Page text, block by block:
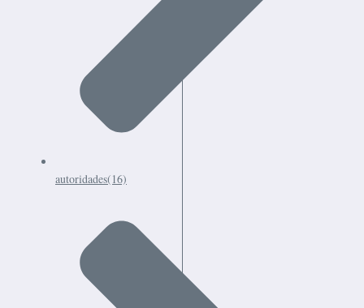
autoridades(16)